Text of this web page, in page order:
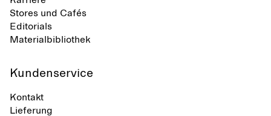
Stores und Cafés
Editorials
Materialbibliothek
Kundenservice
Kontakt
Lieferung